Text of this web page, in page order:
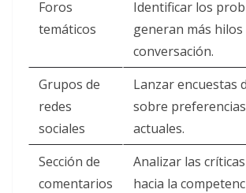
Foros
temáticos
Identificar los
generan más hilos
conversación.
Grupos de
redes
sociales
Lanzar encuestas
sobre
actuales.
Sección de
comentarios
Analizar las
hacia la